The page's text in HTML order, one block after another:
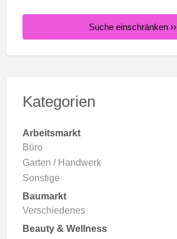
Suche einschränken ››
Kategorien
Arbeitsmarkt
Büro
Garten / Handwerk
Sonstige
Baumarkt
Verschiedenes
Beauty & Wellness